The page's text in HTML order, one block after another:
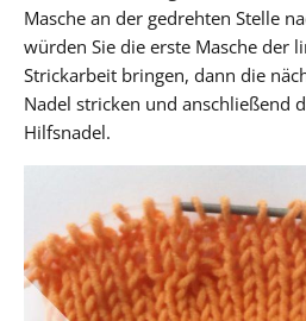
Masche an der gedrehten Stelle
würden Sie die erste Masche der
Strickarbeit bringen, dann die
Nadel stricken und anschließend
Hilfsnadel.